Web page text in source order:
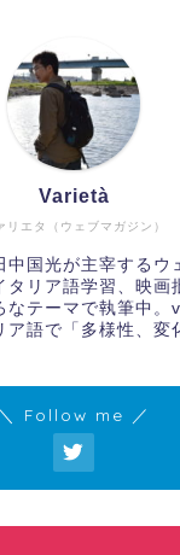
リエタ（ウェブマガジン）
Varietà
国光が主宰するウ
タリア語学習、映画
なテーマで執筆中。
ア語で「多様性、変
＼ Follow me ／